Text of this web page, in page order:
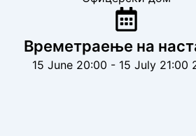
Времетраење на
15 June 20:00 - 15 July 21:00